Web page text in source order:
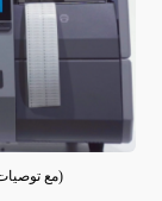
اختيار طابعة الباركود الصناعية الصحيحة 600 dpi (مع توصيات النموذج)